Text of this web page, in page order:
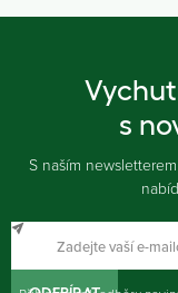
s
S naším